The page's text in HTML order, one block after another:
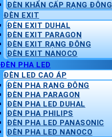
ĐÈN KHẨN CẤP RẠNG ĐÔNG
ĐÈN EXIT
ĐÈN EXIT DUHAL
ĐÈN EXIT PARAGON
ĐÈN EXIT RẠNG ĐÔNG
ĐÈN EXIT NANOCO
ĐÈN PHA LED
ĐÈN LED CAO ÁP
ĐÈN PHA RẠNG ĐÔNG
ĐÈN PHA PARAGON
ĐÈN PHA LED DUHAL
ĐÈN PHA PHILIPS
ĐÈN PHA LED PANASONIC
ĐÈN PHA LED NANOCO